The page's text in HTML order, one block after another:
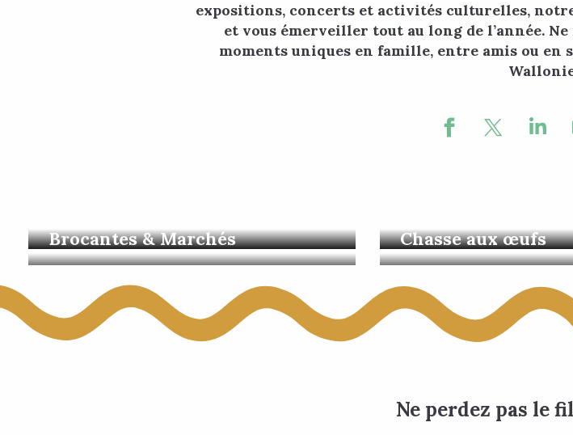
expositions, concerts et activités culturelles,
et vous émerveiller tout au long de l’année.
moments uniques en famille, entre amis ou en
Brocantes & Marchés
Chasse aux œufs
Ne perdez pas le